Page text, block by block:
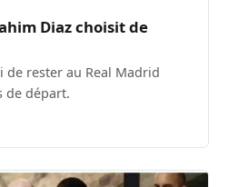
Diaz choisit de
de rester au Real Madrid
de départ.